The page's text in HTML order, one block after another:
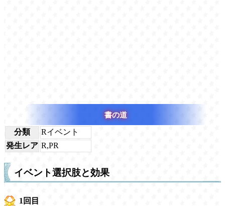
書の道
分類
Rイベント
発生レア R,PR
イベント選択肢と効果
1回目